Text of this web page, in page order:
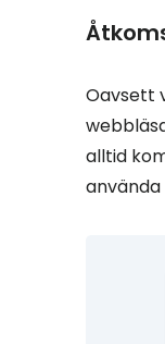
Oavsett
alltid
använda